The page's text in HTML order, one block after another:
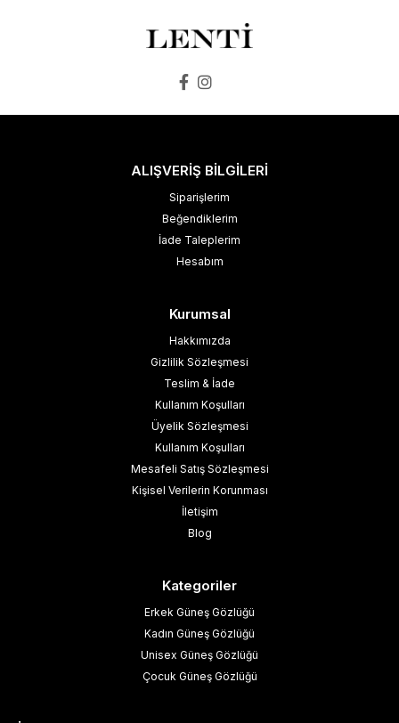
ALIŞVERİŞ BİLGİLERİ
Siparişlerim
Beğendiklerim
İade Taleplerim
Hesabım
Kurumsal
Hakkımızda
Gizlilik Sözleşmesi
Teslim & İade
Kullanım Koşulları
Üyelik Sözleşmesi
Kullanım Koşulları
Mesafeli Satış Sözleşmesi
Kişisel Verilerin Korunması
İletişim
Blog
Kategoriler
Erkek Güneş Gözlüğü
Kadın Güneş Gözlüğü
Unisex Güneş Gözlüğü
Çocuk Güneş Gözlüğü